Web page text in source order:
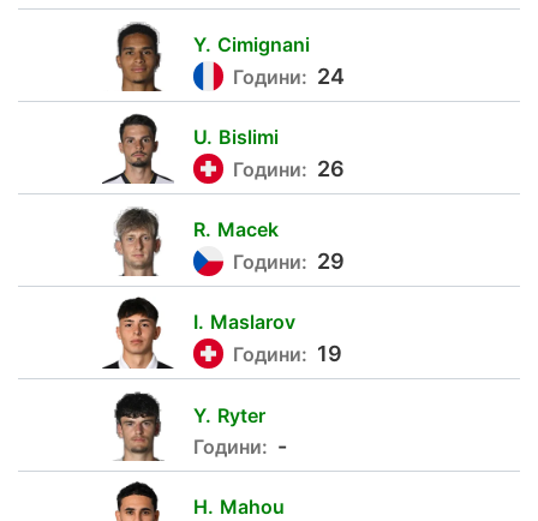
Y. Cimignani
Години: 24
U. Bislimi
Години: 26
R. Macek
Години: 29
I. Maslarov
Години: 19
Y. Ryter
Години: -
H. Mahou